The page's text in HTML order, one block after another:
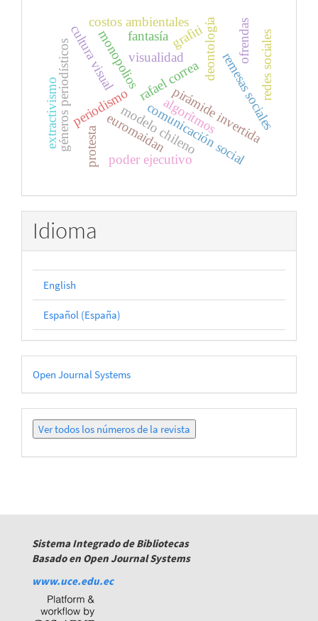
periodismo
rafael correa
monopolios
comunicación social
deontología
pirámide invertida
géneros periodísticos remesas sociales
euromaidanalgorítmos
extractivismo
costos ambientales
modelo chileno
redes sociales
protesta
visualidad
cultura visual grafiti ofrendas
poder ejecutivo
fantasía
Idioma
English
Español (España)
Desarrollado
por
Open Journal Systems
Ver
todos
Sistema Integrado de Bibliotecas
Basado en Open Journal Systems
www.uce.edu.ec